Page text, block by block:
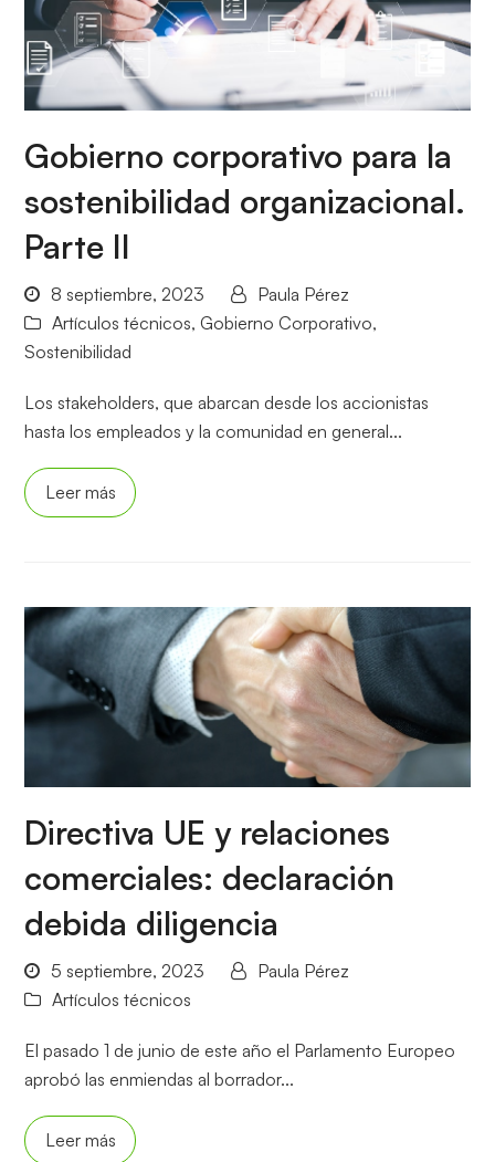
Gobierno corporativo para la
sostenibilidad organizacional.
Parte II
8 septiembre, 2023
Paula Pérez
Artículos técnicos, Gobierno Corporativo,
Sostenibilidad
Los stakeholders, que abarcan desde los accionistas
hasta los empleados y la comunidad en general...
Leer más
Directiva UE y relaciones
comerciales: declaración
debida diligencia
5 septiembre, 2023
Paula Pérez
Artículos técnicos
El pasado 1 de junio de este año el Parlamento Europeo
aprobó las enmiendas al borrador...
Leer más